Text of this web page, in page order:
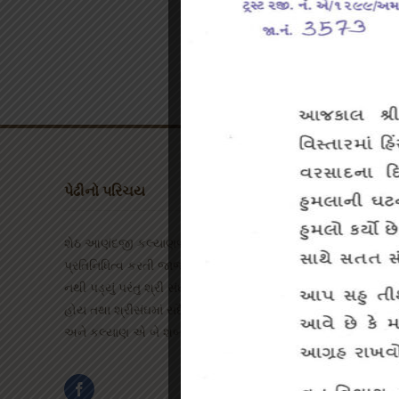
પેઢીનો પરિચય
શેઠ આણંદજી કલ્યાણજી પેઢી એટલે ભારતભરના તમામ શ્વેતાંબર જૈન
પ્રતિનિધિત્વ કરતી જાજરમાન સંસ્થા ! આ નામ કેાઇ વ્યક્તિ
નથી પડ્યું પરંતુ શ્રી સંઘનું નામ અને કામ સદાય આનંદકારી અને
હોય તથા શ્રીસંઘમાં સદૈવ આંનદ અને કલ્યાણ વ્યાપેલા રહે એવા
અને કલ્યાણ એ બે શબ્દોના જોડાણપૂર્વક આ નામ અસ્તિત્વમાં